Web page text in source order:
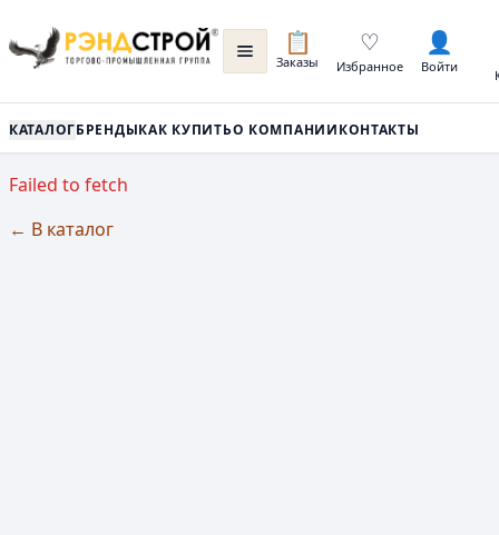
📋
Заказы
♡
Избранное
👤
Войти
КАТАЛОГБРЕНДЫКАК КУПИТЬО КОМПАНИИКОНТАКТЫ
Failed to fetch
← В каталог